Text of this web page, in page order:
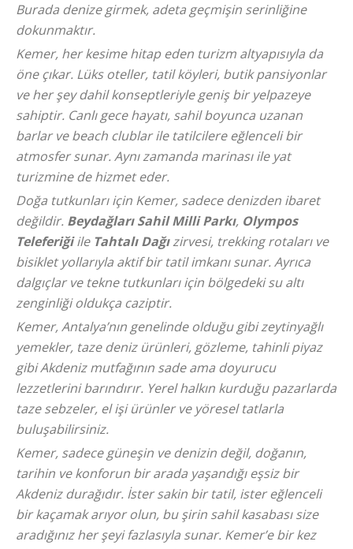
Burada denize girmek, adeta geçmişin serinliğine
dokunmaktır.
Kemer, her kesime hitap eden turizm altyapısıyla da
öne çıkar. Lüks oteller, tatil köyleri, butik pansiyonlar
ve her şey dahil konseptleriyle geniş bir yelpazeye
sahiptir. Canlı gece hayatı, sahil boyunca uzanan
barlar ve beach clublar ile tatilcilere eğlenceli bir
atmosfer sunar. Aynı zamanda marinası ile yat
turizmine de hizmet eder.
Doğa tutkunları için Kemer, sadece denizden ibaret
değildir. Beydağları Sahil Milli Parkı, Olympos
Teleferiğiile Tahtalı Dağızirvesi, trekking rotaları ve
bisiklet yollarıyla aktif bir tatil imkanı sunar. Ayrıca
dalgıçlar ve tekne tutkunları için bölgedeki su altı
zenginliği oldukça caziptir.
Kemer, Antalya’nın genelinde olduğu gibi zeytinyağlı
yemekler, taze deniz ürünleri, gözleme, tahinli piyaz
gibi Akdeniz mutfağının sade ama doyurucu
lezzetlerini barındırır. Yerel halkın kurduğu pazarlarda
taze sebzeler, el işi ürünler ve yöresel tatlarla
buluşabilirsiniz.
Kemer, sadece güneşin ve denizin değil, doğanın,
tarihin ve konforun bir arada yaşandığı eşsiz bir
Akdeniz durağıdır. İster sakin bir tatil, ister eğlenceli
bir kaçamak arıyor olun, bu şirin sahil kasabası size
aradığınız her şeyi fazlasıyla sunar. Kemer’e bir kez